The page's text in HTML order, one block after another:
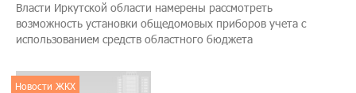
Власти Иркутской области намерены рассмотреть
возможность установки общедомовых приборов учета с
использованием средств областного бюджета
Новости ЖКХ